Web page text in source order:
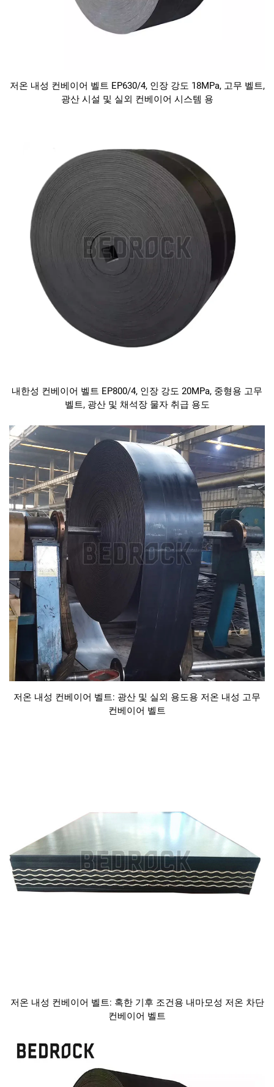
저온 내성 컨베이어 벨트 EP630/4, 인장 강도 18MPa, 고무 벨트,
광산 시설 및 실외 컨베이어 시스템 용
내한성 컨베이어 벨트 EP800/4, 인장 강도 20MPa, 중형용 고무
벨트, 광산 및 채석장 물자 취급 용도
저온 내성 컨베이어 벨트: 광산 및 실외 용도용 저온 내성 고무
컨베이어 벨트
저온 내성 컨베이어 벨트: 혹한 기후 조건용 내마모성 저온 차단
컨베이어 벨트